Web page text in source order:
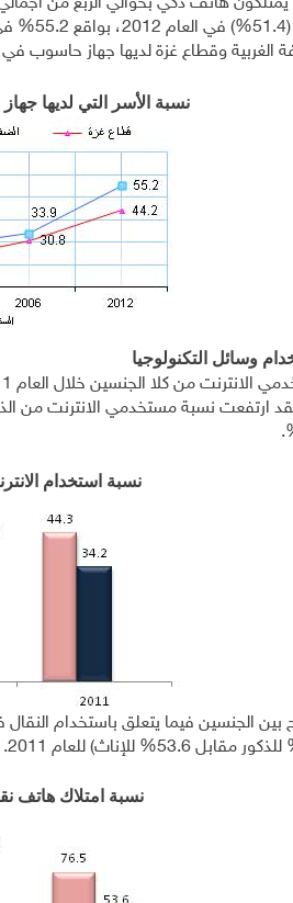
نسبة الأسر التي لديها
وسائل التكنولوجيا
نسبة استخدام
نسبة امتلاك